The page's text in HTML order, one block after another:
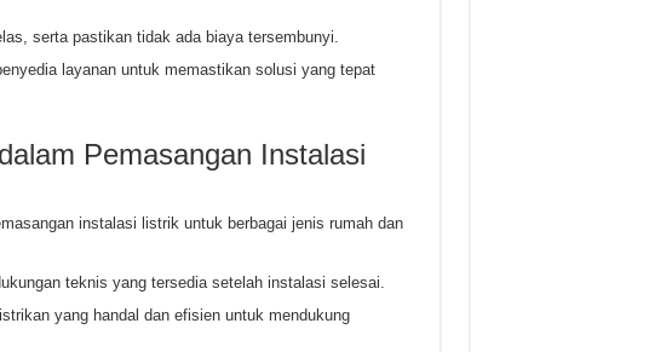
serta pastikan tidak ada biaya tersembunyi.
layanan untuk memastikan solusi yang tepat
Pemasangan Instalasi
instalasi listrik untuk berbagai jenis rumah dan
teknis yang tersedia setelah instalasi selesai.
yang handal dan efisien untuk mendukung